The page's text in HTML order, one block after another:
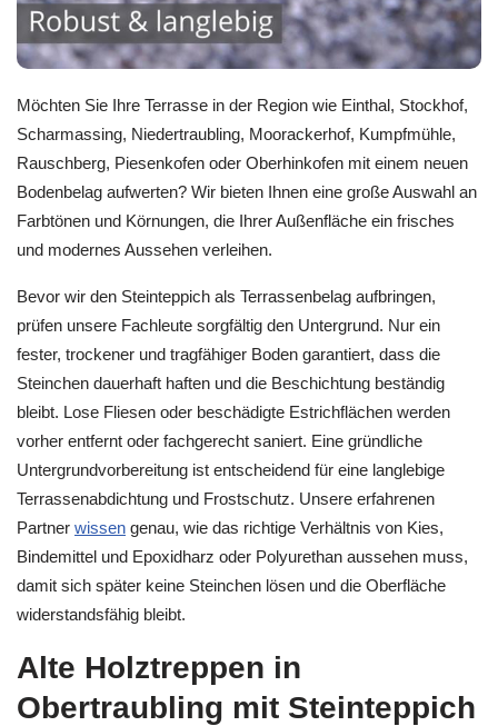
Möchten Sie Ihre Terrasse in der Region wie Einthal, Stockhof,
Scharmassing, Niedertraubling, Moorackerhof, Kumpfmühle,
Rauschberg, Piesenkofen oder Oberhinkofen mit einem neuen
Bodenbelag aufwerten? Wir bieten Ihnen eine große Auswahl an
Farbtönen und Körnungen, die Ihrer Außenfläche ein frisches
und modernes Aussehen verleihen.
Bevor wir den Steinteppich als Terrassenbelag aufbringen,
prüfen unsere Fachleute sorgfältig den Untergrund. Nur ein
fester, trockener und tragfähiger Boden garantiert, dass die
Steinchen dauerhaft haften und die Beschichtung beständig
bleibt. Lose Fliesen oder beschädigte Estrichflächen werden
vorher entfernt oder fachgerecht saniert. Eine gründliche
Untergrundvorbereitung ist entscheidend für eine langlebige
Terrassenabdichtung und Frostschutz. Unsere erfahrenen
Partner wissen genau, wie das richtige Verhältnis von Kies,
Bindemittel und Epoxidharz oder Polyurethan aussehen muss,
damit sich später keine Steinchen lösen und die Oberfläche
widerstandsfähig bleibt.
Alte Holztreppen in
Obertraubling mit Steinteppich